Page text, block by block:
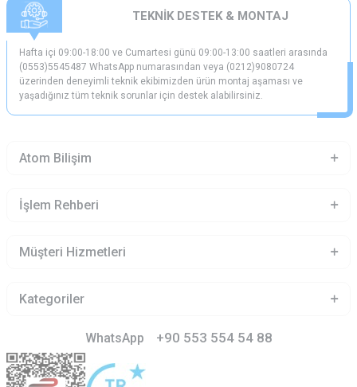
TEKNİK DESTEK & MONTAJ
Hafta içi 09:00-18:00 ve Cumartesi günü 09:00-13:00 saatleri arasında
(0553)5545487 WhatsApp numarasından veya (0212)9080724
üzerinden deneyimli teknik ekibimizden ürün montaj aşaması ve
yaşadığınız tüm teknik sorunlar için destek alabilirsiniz.
Atom Bilişim
İşlem Rehberi
Müşteri Hizmetleri
Kategoriler
WhatsApp +90 553 554 54 88